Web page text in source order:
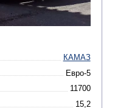
Мусоровозы(24)